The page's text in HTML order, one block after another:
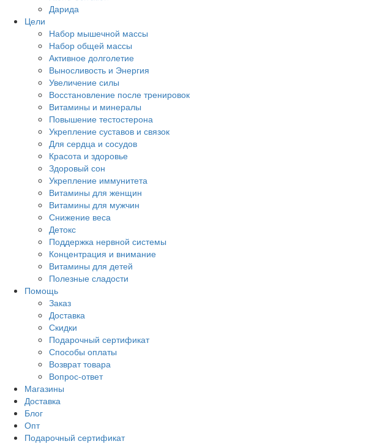
Дарида
Цели
Набор мышечной массы
Набор общей массы
Активное долголетие
Выносливость и Энергия
Увеличение силы
Восстановление после тренировок
Витамины и минералы
Повышение тестостерона
Укрепление суставов и связок
Для сердца и сосудов
Красота и здоровье
Здоровый сон
Укрепление иммунитета
Витамины для женщин
Витамины для мужчин
Снижение веса
Детокс
Поддержка нервной системы
Концентрация и внимание
Витамины для детей
Полезные сладости
Помощь
Заказ
Доставка
Скидки
Подарочный сертификат
Способы оплаты
Возврат товара
Вопрос-ответ
Магазины
Доставка
Блог
Опт
Подарочный сертификат